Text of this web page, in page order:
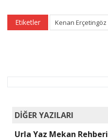
Etiketler Kenan Erçetingöz
DİĞER YAZILARI
Urla Yaz Mekan Rehberi